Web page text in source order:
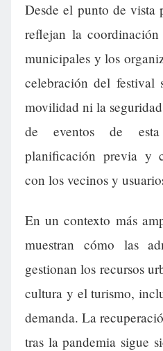
Desde el punto de vista
reflejan la
municipales y los
celebración del
movilidad ni la
de eventos de esta
planificación previa y
con los vecinos y
En un contexto más
muestran cómo las
gestionan los recursos
cultura y el turismo,
demanda. La
tras la pandemia sigue